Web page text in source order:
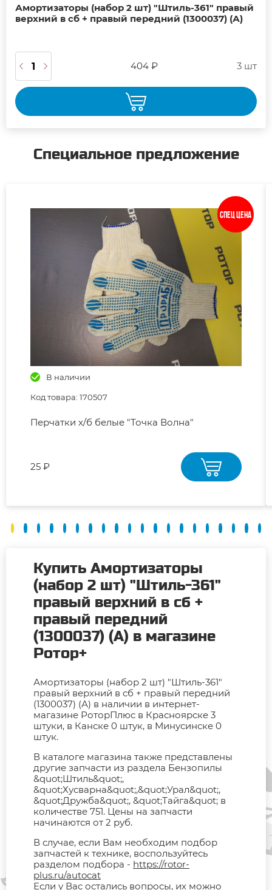
Амортизаторы (набор 2 шт) "Штиль-361" правый
верхний в сб + правый передний (1300037) (А)
404 ₽ 3 шт
Специальное предложение
Спец цена
В наличии
Код товара: 170507
Перчатки х/б белые "Точка Волна"
25 ₽
Купить Амортизаторы
(набор 2 шт) "Штиль-361"
правый верхний в сб +
правый передний
(1300037) (А) в магазине
Ротор+
Амортизаторы (набор 2 шт) "Штиль-361"
правый верхний в сб + правый передний
(1300037) (А) в наличии в интернет-
магазине РоторПлюс в Красноярске 3
штуки, в Канске 0 штук, в Минусинске 0
штук.
В каталоге магазина также представлены
другие запчасти из раздела Бензопилы
&quot;Штиль&quot;,
&quot;Хусварна&quot;,&quot;Урал&quot;,
&quot;Дружба&quot;, &quot;Тайга&quot; в
количестве 751. Цены на запчасти
начинаются от 2 руб.
В случае, если Вам необходим подбор
запчастей к технике, воспользуйтесь
разделом подбора - https://rotor-
plus.ru/autocat
Если у Вас остались вопросы, их можно